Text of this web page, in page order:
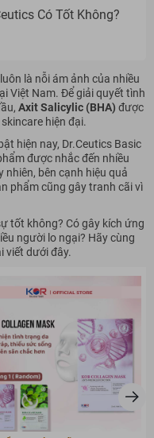
Có Tốt Không?
là nỗi ám ảnh của nhiều
Việt Nam. Để giải quyết tình
Axit Salicylic (BHA) được
hiện đại.
hiện nay, Dr.Ceutics Basic
được nhắc đến nhiều
nhiên, bên cạnh hiệu quả
phẩm cũng gây tranh cãi vì
tốt không? Có gây kích ứng
người lo ngại? Hãy cùng
viết dưới đây.